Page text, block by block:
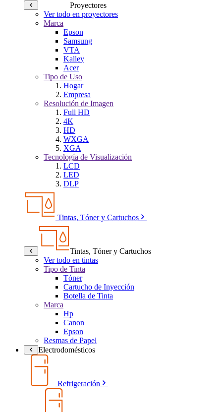
Proyectores
Ver todo en proyectores
Marca
Epson
Samsung
VTA
Kalley
Acer
Tipo de Uso
Hogar
Empresa
Resolución de Imagen
Full HD
4K
HD
WXGA
XGA
Tecnología de Visualización
LCD
LED
DLP
Tintas, Tóner y Cartuchos
Tintas, Tóner y Cartuchos
Ver todo en tintas
Tipo de Tinta
Tóner
Cartucho de Inyección
Botella de Tinta
Marca
Hp
Canon
Epson
Resmas de Papel
Electrodomésticos
Refrigeración